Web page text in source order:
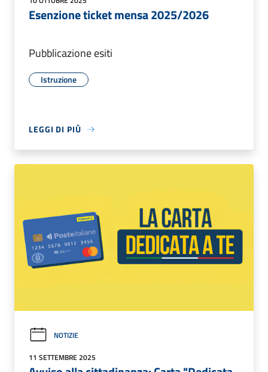
Esenzione ticket mensa 2025/2026
Pubblicazione esiti
Istruzione
LEGGI DI PIÙ
NOTIZIE
11 SETTEMBRE 2025